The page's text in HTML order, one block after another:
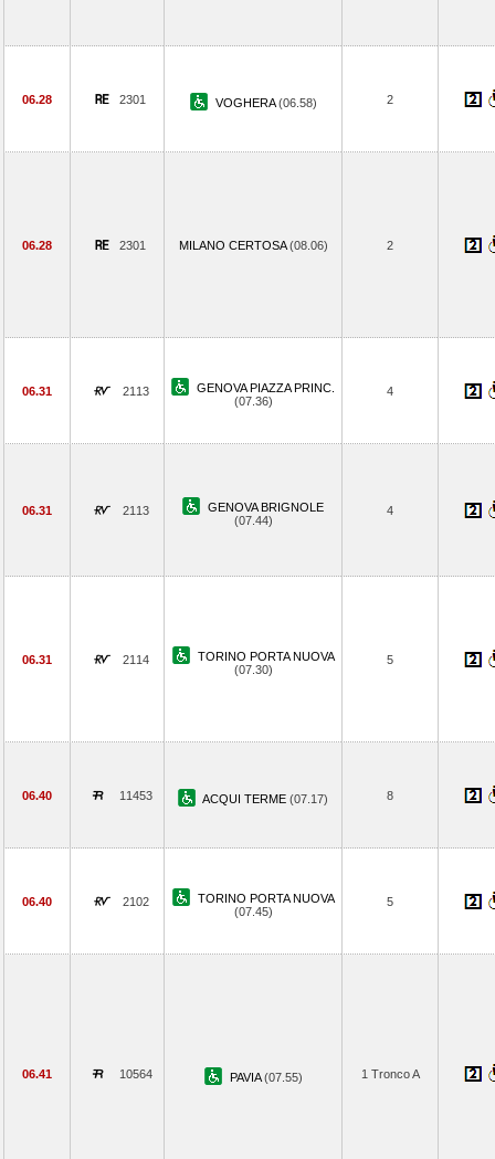
06.28 2301 VOGHERA(06.58) 2
06.28 2301 MILANO CERTOSA(08.06) 2
06.31 2113
GENOVA PIAZZA PRINC.
(07.36)
4
06.31 2113
GENOVA BRIGNOLE
(07.44)
4
06.31 2114
TORINO PORTA NUOVA
(07.30)
5
06.40 11453 ACQUI TERME (07.17) 8
06.40 2102
TORINO PORTA NUOVA
(07.45)
5
06.41 10564 PAVIA(07.55) 1 Tronco A